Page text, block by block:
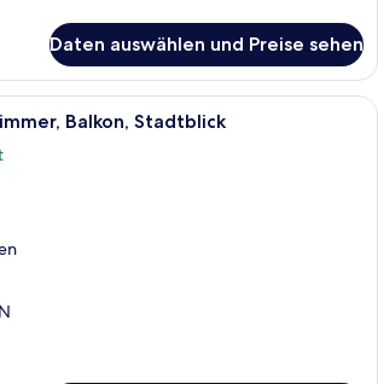
Daten auswählen und Preise sehen
Ein modernes Hotelzimmer mit
Balkon, Stadtblick